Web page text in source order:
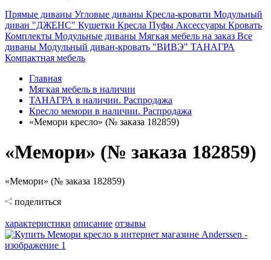
Прямые диваны Угловые диваны Кресла-кровати Модульный
диван "ДЖЕНС" Кушетки Кресла Пуфы Аксессуары Кровать
Комплекты Модульные диваны Мягкая мебель на заказ Все
диваны Модульный диван-кровать "ВИВЭ" ТАНАГРА
Компактная мебель
Главная
Мягкая мебель в наличии
ТАНАГРА в наличии. Распродажа
Кресло мемори в наличии. Распродажа
«Мемори кресло» (№ заказа 182859)
«Мемори» (№ заказа 182859)
«Мемори» (№ заказа 182859)
поделиться
характеристики описание отзывы